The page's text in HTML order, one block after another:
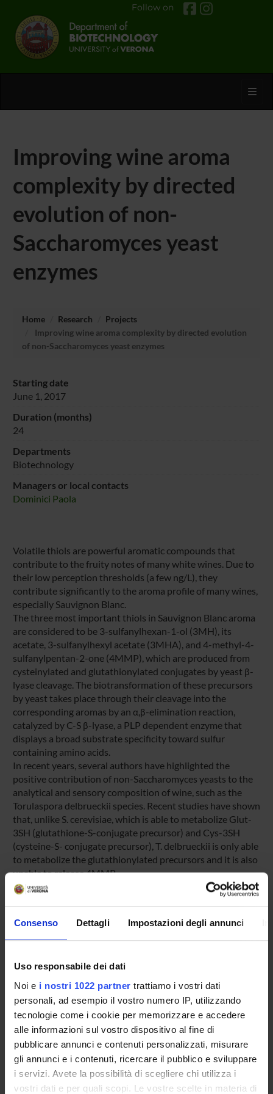
Consenso Dettagli Impostazioni degli annunci
Uso responsabile dei dati
Noi e i nostri 1022 partner trattiamo i vostri dati
personali, ad esempio il vostro numero IP, utilizzando
tecnologie come i cookie per memorizzare e accedere
alle informazioni sul vostro dispositivo al fine di
pubblicare annunci e contenuti personalizzati, misurare
gli annunci e i contenuti, ricercare il pubblico e sviluppare
i servizi. Avete la possibilità di scegliere chi utilizza i
vostri dati e per quali scopi. Le vostre scelte in materia di
Follow on
Improving wine aroma
complexity by directed
evolution of non-
Saccharomyces yeast
enzymes
Home Research
Projects
Improving wine aroma complexity by directed evolution
of non-Saccharomyces yeast enzymes
Starting date
June 1, 2017
Duration (months)
24
Departments
Biotechnology
Managers or local contacts
Dominici Paola
Volatile thiols are powerful aromatic compounds that
contribute to the fruity notes of many white wines. Due to
their low perception thresholds (a few ng/L), they
contribute significantly to the aroma profile of many wines,
especially Sauvignon Blanc.
The three most important thiols in Sauvignon Blanc aroma
are considered to be 3-sulfanylhexan-1-ol (3MH), its
acetate, 3-sulfanylhexyl acetate (3MHA), and 4-methyl-4-
sulfanylpentan-2-one (4MMP), which are produced from
cysteinylated and glutathionylated conjugates by yeast β-
lyase cleavage. The biotransformation of these precursors
by yeast takes place through their cleavage into the
corresponding aromas by an α,β-elimination reaction,
catalyzed by C-S β-lyase, a PLP dependent enzyme that
displays a broad substrate specificity toward sulfur
containing amino acids.
In recent years, several authors have highlighted the
positive contribution of non-Saccharomyces yeasts to the
analytical and sensory composition of wine, such as the
Torulaspora delbrueckii species. Recent studies have shown
that, unlike S. cerevisiae, which is able to metabolize Glut-
3SH (glutathione-S-conjugate precursor) and Cys-3SH
(cysteine-S- conjugate precursor), T. delbrueckii is only able
to metabolize the glutathionylated precursors and it is also
unable to release 4MMP.
Target of this project is to improve T. delbrueckii C-S lyase
catalytic activity toward cysteine-S-conjugates by means of
To this aim we will use a random domain
mutagenesis/recombination method for short fragments
(MORPHING) that randomly introduces mutations in
specific protein segments using overlapping areas to favor
in vivo splicing and recombination in yeast. In a single step,
this approach permits to assemble delimited randomly
mutagenized regions with the remaining, unaltered
fragments of a gene
SPONSORS: